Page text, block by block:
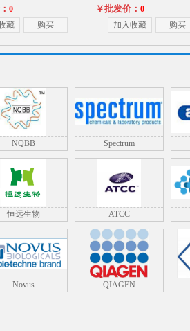
0
藏
购买
￥批发价： 0
加入收藏
购买
细胞介素36Ra(IL-
试剂盒
藏
购买
NQBB Spectrum
恒远生物 ATCC
Novus QIAGEN